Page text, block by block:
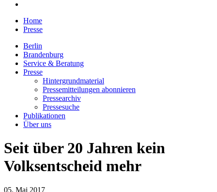
Home
Presse
Berlin
Brandenburg
Service & Beratung
Presse
Hintergrundmaterial
Pressemitteilungen abonnieren
Pressearchiv
Pressesuche
Publikationen
Über uns
Seit über 20 Jahren kein
Volksentscheid mehr
05. Mai 2017